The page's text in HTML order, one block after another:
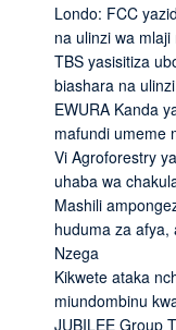
Londo: FCC
na ulinzi wa mlaji
TBS yasisitiza
biashara na
EWURA Kanda
mafundi umeme
Vi Agroforestry
uhaba wa
Mashili
huduma za afya,
Nzega
Kikwete ataka
miundombinu
JUBILEE Group